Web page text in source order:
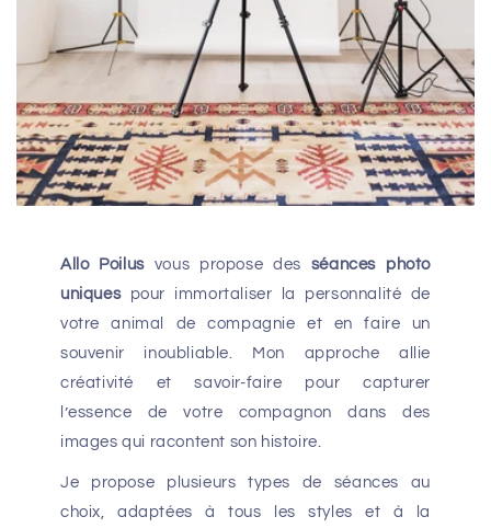
Allo Poilusvous propose des séances photo
uniquespour immortaliser la personnalité de
votre animal de compagnie et en faire un
souvenir inoubliable. Mon approche allie
créativité et savoir-faire pour capturer
l’essence de votre compagnon dans des
images qui racontent son histoire.
Je propose plusieurs types de séances au
choix, adaptées à tous les styles et à la